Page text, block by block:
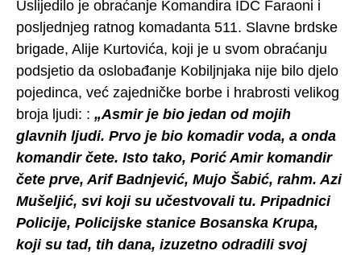
Uslijedilo je obraćanje Komandira IDČ Faraoni i
posljednjeg ratnog komadanta 511. Slavne brdske
brigade, Alije Kurtovića, koji je u svom obraćanju
podsjetio da oslobađanje Kobiljnjaka nije bilo djelo
pojedinca, već zajedničke borbe i hrabrosti velikog
broja ljudi: : „Asmir je bio jedan od mojih
glavnih ljudi. Prvo je bio komadir voda, a onda
komandir čete. Isto tako, Porić Amir komandir
čete prve, Arif Badnjević, Mujo Šabić, rahm. Azi
Mušeljić, svi koji su učestvovali tu. Pripadnici
Policije, Policijske stanice Bosanska Krupa,
koji su tad, tih dana, izuzetno odradili svoj